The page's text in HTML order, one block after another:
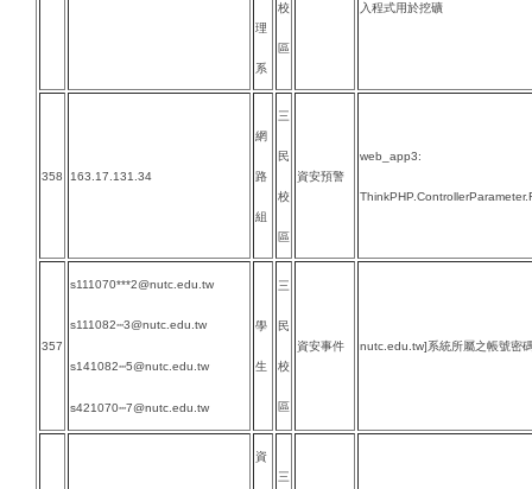
理
系
校
區
入程式用於挖礦
358 163.17.131.34
網
路
組
三
民
校
區
資安預警
web_app3:
357
s111070***2@nutc.edu.tw
s111082***3@nutc.edu.tw
s141082***5@nutc.edu.tw
s421070***7@nutc.edu.tw
學
生
三
民
校
區
資安事件 nutc.edu.tw]系統所屬之帳號密
資
三